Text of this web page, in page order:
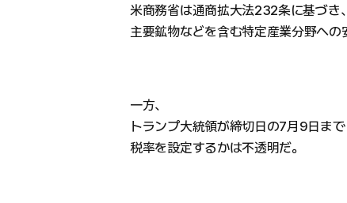
米商務省は通商拡大法232条に基づき
主要鉱物などを含む特定産業分野への
一方、
トランプ大統領が締切日の7月9日ま
税率を設定するかは不透明だ。